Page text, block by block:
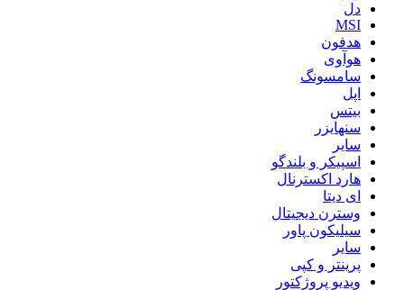
دل
MSI
هدفون
هوآوی
سامسونگ
اپل
بیتس
سنهایزر
سایر
اسپیکر و بلندگو
هارد اکسترنال
ای دیتا
وسترن دیجیتال
سیلیکون پاور
سایر
پرینتر و کپی
ویدیو پروژکتور